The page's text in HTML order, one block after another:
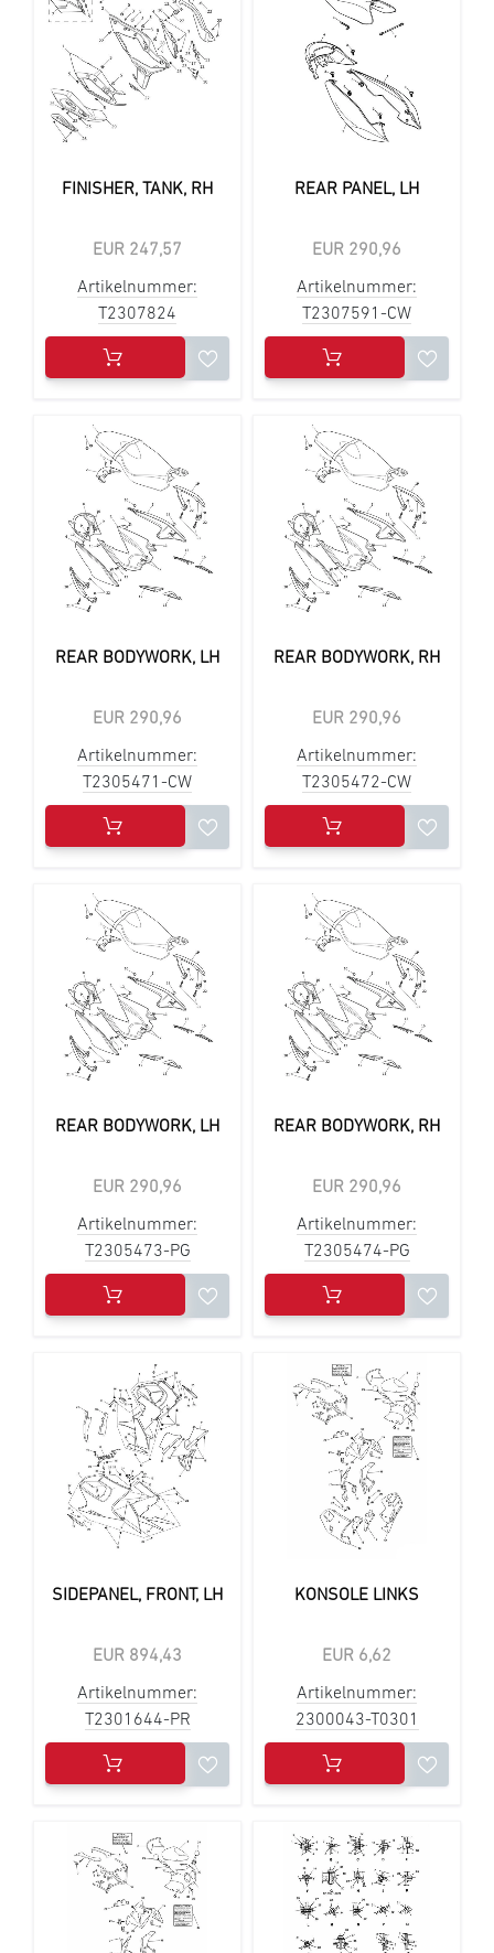
FINISHER, TANK, RH
EUR 247,57
Artikelnummer:
T2307824
REAR PANEL, LH
EUR 290,96
Artikelnummer:
T2307591-CW
REAR BODYWORK, LH
EUR 290,96
Artikelnummer:
T2305471-CW
REAR BODYWORK, RH
EUR 290,96
Artikelnummer:
T2305472-CW
REAR BODYWORK, LH
EUR 290,96
Artikelnummer:
T2305473-PG
REAR BODYWORK, RH
EUR 290,96
Artikelnummer:
T2305474-PG
SIDEPANEL, FRONT, LH
EUR 894,43
Artikelnummer:
T2301644-PR
KONSOLE LINKS
EUR 6,62
Artikelnummer:
2300043-T0301